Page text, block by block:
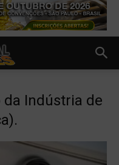
da Indústria de